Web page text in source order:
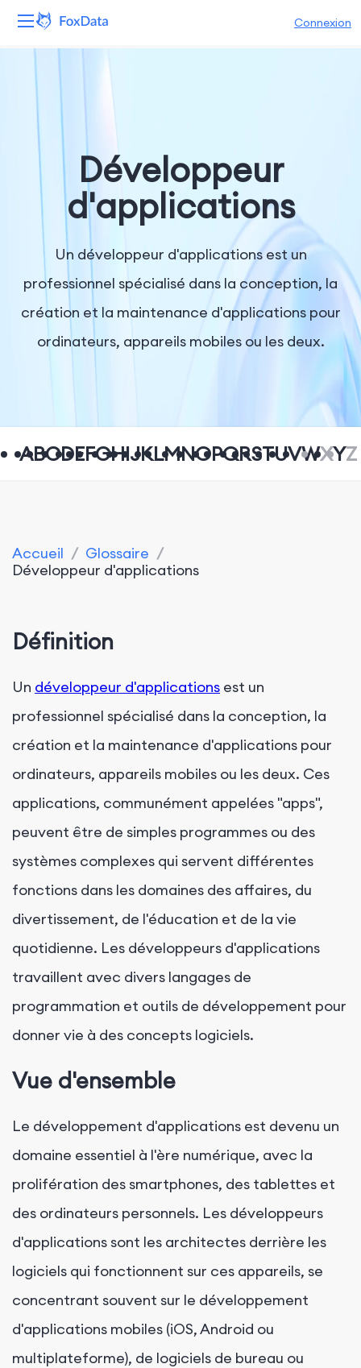
Connexion
Solutions
Ressources
Entreprise
Développeur
d'applications
Un développeur d'applications est un
professionnel spécialisé dans la conception, la
création et la maintenance d'applications pour
ordinateurs, appareils mobiles ou les deux.
ABCDEFGHIJKLMNOPQRSTUVWXYZ
Accueil / Glossaire /
Développeur d'applications
Définition
Un développeur d'applications est un
professionnel spécialisé dans la conception, la
création et la maintenance d'applications pour
ordinateurs, appareils mobiles ou les deux. Ces
applications, communément appelées "apps",
peuvent être de simples programmes ou des
systèmes complexes qui servent différentes
fonctions dans les domaines des affaires, du
divertissement, de l'éducation et de la vie
quotidienne. Les développeurs d'applications
travaillent avec divers langages de
programmation et outils de développement pour
donner vie à des concepts logiciels.
Vue d'ensemble
Le développement d'applications est devenu un
domaine essentiel à l'ère numérique, avec la
prolifération des smartphones, des tablettes et
des ordinateurs personnels. Les développeurs
d'applications sont les architectes derrière les
logiciels qui fonctionnent sur ces appareils, se
concentrant souvent sur le développement
d'applications mobiles (iOS, Android ou
multiplateforme), de logiciels de bureau ou